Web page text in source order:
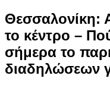
Θεσσαλονίκη:
το κέντρο –
σήμερα το
διαδηλώσεων